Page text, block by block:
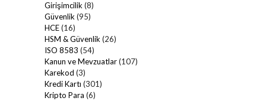
Girişimcilik(8)
Güvenlik(95)
HCE(16)
HSM & Güvenlik(26)
ISO 8583 (54)
Kanun ve Mevzuatlar(107)
Karekod (3)
Kredi Kartı (301)
Kripto Para (6)